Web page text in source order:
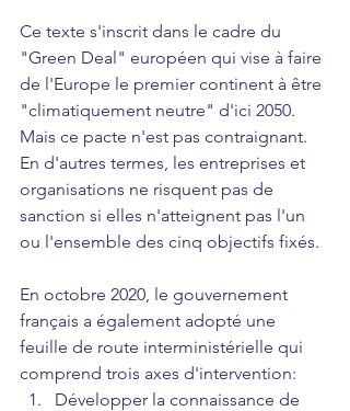
Ce texte s'inscrit dans le cadre du
"Green Deal" européen qui vise à faire
de l'Europe le premier continent à être
"climatiquement neutre" d'ici 2050.
Mais ce pacte n'est pas contraignant.
En d'autres termes, les entreprises et
organisations ne risquent pas de
sanction si elles n'atteignent pas l'un
ou l'ensemble des cinq objectifs fixés.
En octobre 2020, le gouvernement
français a également adopté une
feuille de route interministérielle qui
comprend trois axes d'intervention:
Développer la connaissance de